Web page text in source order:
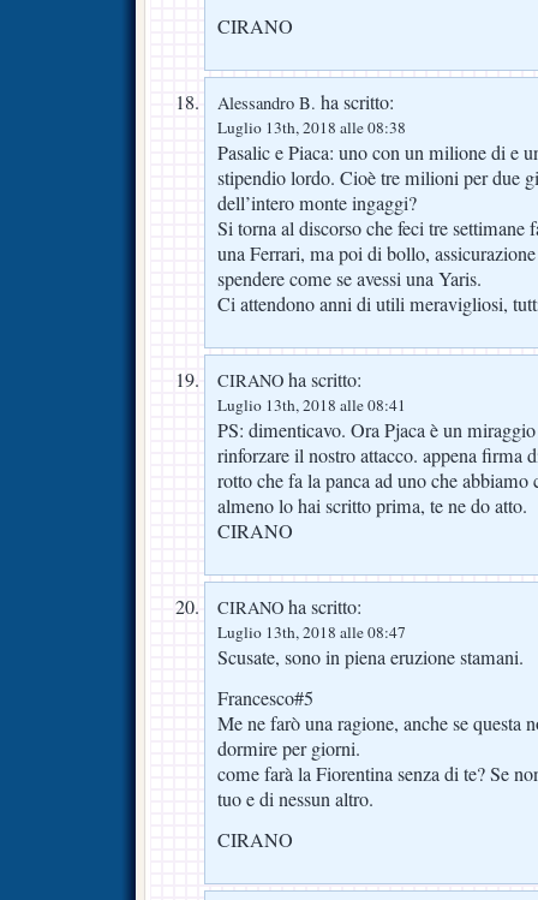
CIRANO
Alessandro B. ha scritto:
Luglio 13th, 2018 alle 08:38
Pasalic e Piaca: uno con un milione di e
stipendio lordo. Cioè tre milioni per due
dell’intero monte ingaggi?
Si torna al discorso che feci tre settimane
una Ferrari, ma poi di bollo,
spendere come se avessi una Yaris.
Ci attendono anni di utili meravigliosi,
CIRANO ha scritto:
Luglio 13th, 2018 alle 08:41
PS: dimenticavo. Ora Pjaca è un
rinforzare il nostro attacco. appena firma
rotto che fa la panca ad uno che abbiamo
almeno lo hai scritto prima, te ne do atto.
CIRANO
CIRANO ha scritto:
Luglio 13th, 2018 alle 08:47
Scusate, sono in piena eruzione stamani.
Francesco#5
Me ne farò una ragione, anche se questa
dormire per giorni.
come farà la Fiorentina senza di te? Se
tuo e di nessun altro.
CIRANO